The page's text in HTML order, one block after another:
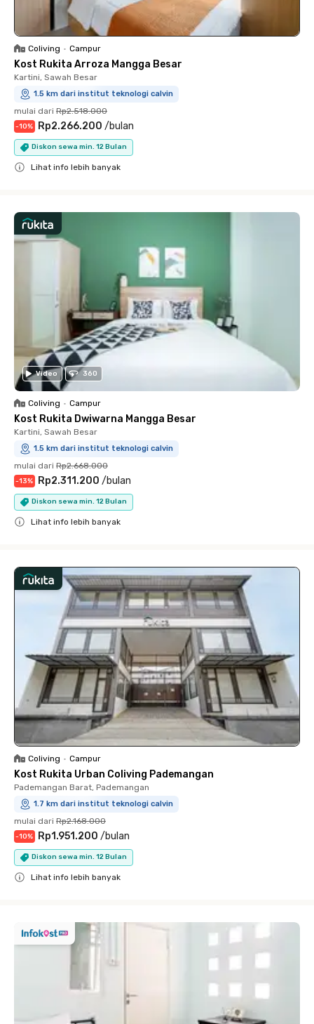
Coliving • Campur
Kost Rukita Arroza Mangga Besar
Kartini, Sawah Besar
1.5 km dari institut teknologi calvin
mulai dari Rp2.518.000
-10% Rp2.266.200 /bulan
Diskon sewa min. 12 Bulan
Lihat info lebih banyak
Video 360
Coliving • Campur
Kost Rukita Dwiwarna Mangga Besar
Kartini, Sawah Besar
1.5 km dari institut teknologi calvin
mulai dari Rp2.668.000
-13% Rp2.311.200 /bulan
Diskon sewa min. 12 Bulan
Lihat info lebih banyak
Coliving • Campur
Kost Rukita Urban Coliving Pademangan
Pademangan Barat, Pademangan
1.7 km dari institut teknologi calvin
mulai dari Rp2.168.000
-10% Rp1.951.200 /bulan
Diskon sewa min. 12 Bulan
Lihat info lebih banyak